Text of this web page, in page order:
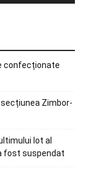
confecționate
Zimbor-
lot al
fost suspendat